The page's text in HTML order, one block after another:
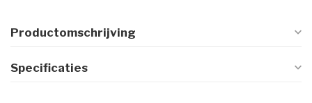
Productomschrijving
Specificaties